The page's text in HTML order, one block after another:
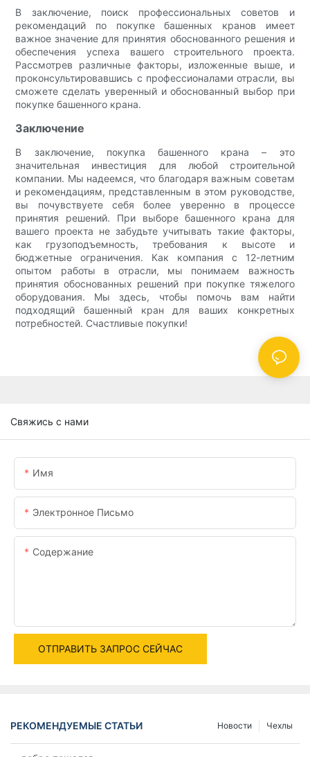
В заключение, поиск профессиональных советов и
рекомендаций по покупке башенных кранов имеет
важное значение для принятия обоснованного решения и
обеспечения успеха вашего строительного проекта.
Рассмотрев различные факторы, изложенные выше, и
проконсультировавшись с профессионалами отрасли, вы
сможете сделать уверенный и обоснованный выбор при
покупке башенного крана.
Заключение
В заключение, покупка башенного крана – это
значительная инвестиция для любой строительной
компании. Мы надеемся, что благодаря важным советам
и рекомендациям, представленным в этом руководстве,
вы почувствуете себя более уверенно в процессе
принятия решений. При выборе башенного крана для
вашего проекта не забудьте учитывать такие факторы,
как грузоподъемность, требования к высоте и
бюджетные ограничения. Как компания с 12-летним
опытом работы в отрасли, мы понимаем важность
принятия обоснованных решений при покупке тяжелого
оборудования. Мы здесь, чтобы помочь вам найти
подходящий башенный кран для ваших конкретных
потребностей. Счастливые покупки!
Свяжись с нами
Имя
Электронное Письмо
Содержание
ОТПРАВИТЬ ЗАПРОС СЕЙЧАС
РЕКОМЕНДУЕМЫЕ СТАТЬИ Чехлы
Новости